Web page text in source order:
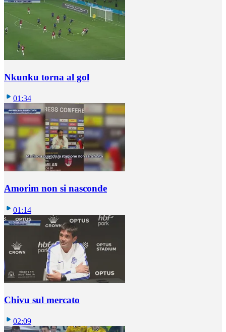
Nkunku torna al gol
01:34
Amorim non si nasconde
01:14
Chivu sul mercato
02:09